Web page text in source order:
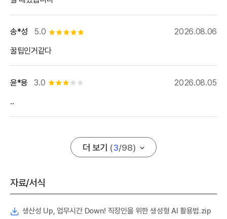
5.0 별점 5개
송*성
2026.08.06
꿀팁인거같다
3.0 별점 3개
윤*용
2026.08.05
..
더 보기 (3/98)
자료/서식
생산성 Up, 업무시간 Down! 직장인을 위한 생성형 AI 활용법.zip